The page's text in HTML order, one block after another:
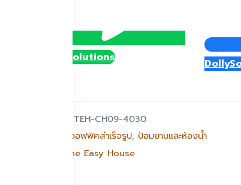
@DollySolutions
TEH-CH09-4030
ออฟฟิศสำเร็จรูป, ป้อมยามและห้องน้ำ
The Easy House